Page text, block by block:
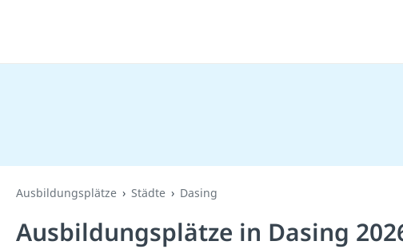
Ausbildungsplätze Städte Dasing
Ausbildungsplätze in Dasing